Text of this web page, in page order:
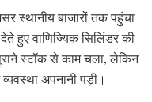
स्थानीय बाजारों तक पहुंचा
हुए वाणिज्यिक सिलिंडर की
स्टॉक से काम चला, लेकिन
अपनानी पड़ी।